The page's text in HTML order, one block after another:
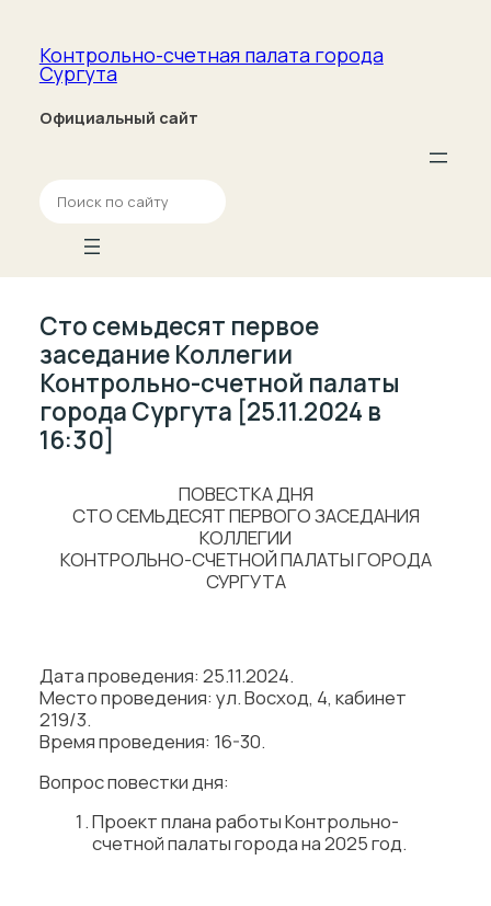
Контрольно-счетная палата­ города
Сургута
Официальный сайт
П
о
Сто семьдесят первое
заседание Коллегии
Контрольно-счетной палаты
города Сургута [25.11.2024 в
16:30]
ПОВЕСТКА ДНЯ
СТО СЕМЬДЕСЯТ ПЕРВОГО ЗАСЕДАНИЯ
КОЛЛЕГИИ
КОНТРОЛЬНО-СЧЕТНОЙ ПАЛАТЫ ГОРОДА
СУРГУТА
Дата проведения: 25.11.2024.
Место проведения: ул. Восход, 4, кабинет
219/3.
Время проведения: 16-30.
Вопрос повестки дня:
Проект плана работы Контрольно-
счетной палаты города на 2025 год.